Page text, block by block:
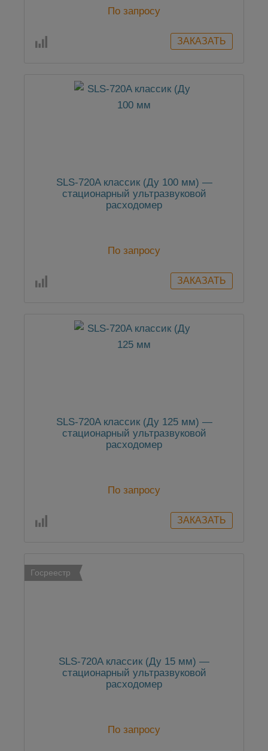
По запросу
SLS-720A классик (Ду 100 мм) —
стационарный ультразвуковой
расходомер
По запросу
SLS-720A классик (Ду 125 мм) —
стационарный ультразвуковой
расходомер
По запросу
Госреестр
SLS-720A классик (Ду 15 мм) —
стационарный ультразвуковой
расходомер
По запросу